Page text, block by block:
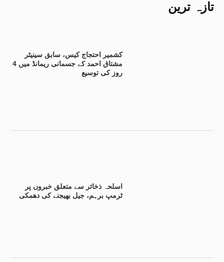
تازہ ترین
کشمیر احتجاج کیس، سابق سینیٹر
مشتاق احمد کے جسمانی ریمانڈ میں 4
روز کی توسیع
اسلحہ ذخائر سے متعلق خبروں پر
ٹرمپ برہم، جیل بھیجنے کی دھمکی